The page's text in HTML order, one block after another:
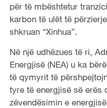
për të mbështetur
karbon të ulët të
shkruan “Xinhua”.
Në një udhëzues të ri,
Energjisë (NEA) u ka
të qymyrit të
tyre të energjisë së erës
zëvendësimin e